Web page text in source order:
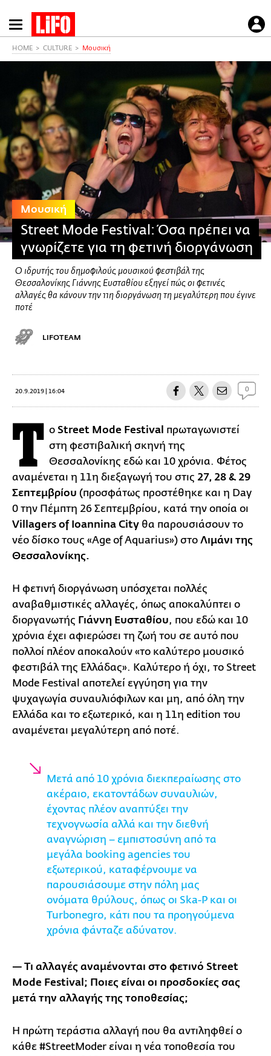
Παράκαμψη
προς
κυρίως
περιεχόμενο
HOME CULTURE Μουσική
Μουσική
Street Mode Festival: Όσα πρέπει να
γνωρίζετε για τη φετινή διοργάνωση
Ο ιδρυτής του δημοφιλούς μουσικού φεστιβάλ της
Θεσσαλονίκης Γιάννης Ευσταθίου εξηγεί πώς οι φετινές
αλλαγές θα κάνουν την 11η διοργάνωση τη μεγαλύτερη που έγινε
ποτέ
LIFOTEAM
20.9.2019 | 16:04 0
Τ ο Street Mode Festival πρωταγωνιστεί
στη φεστιβαλική σκηνή της
Θεσσαλονίκης εδώ και 10 χρόνια. Φέτος
αναμένεται η 11η διεξαγωγή του στις 27, 28 & 29
Σεπτεμβρίου (προσφάτως προστέθηκε και η Day
0 την Πέμπτη 26 Σεπτεμβρίου, κατά την οποία οι
Villagers of Ioannina City θα παρουσιάσουν το
νέο δίσκο τους «Age of Aquarius») στο Λιμάνι της
Θεσσαλονίκης.
Η φετινή διοργάνωση υπόσχεται πολλές
αναβαθμιστικές αλλαγές, όπως αποκαλύπτει ο
διοργανωτής Γιάννη Ευσταθίου, που εδώ και 10
χρόνια έχει αφιερώσει τη ζωή του σε αυτό που
πολλοί πλέον αποκαλούν «το καλύτερο μουσικό
φεστιβάλ της Ελλάδας». Καλύτερο ή όχι, το Street
Mode Festival αποτελεί εγγύηση για την
ψυχαγωγία συναυλιόφιλων και μη, από όλη την
Ελλάδα και το εξωτερικό, και η 11η edition του
αναμένεται μεγαλύτερη από ποτέ.
Μετά από 10 χρόνια διεκπεραίωσης στο
ακέραιο, εκατοντάδων συναυλιών,
έχοντας πλέον αναπτύξει την
τεχνογνωσία αλλά και την διεθνή
αναγνώριση – εμπιστοσύνη από τα
μεγάλα booking agencies του
εξωτερικού, καταφέρνουμε να
παρουσιάσουμε στην πόλη μας
ονόματα θρύλους, όπως οι Ska-P και οι
Turbonegro, κάτι που τα προηγούμενα
χρόνια φάνταζε αδύνατον.
— Τι αλλαγές αναμένονται στο φετινό Street
Mode Festival; Ποιες είναι οι προσδοκίες σας
μετά την αλλαγής της τοποθεσίας;
Η πρώτη τεράστια αλλαγή που θα αντιληφθεί ο
κάθε #StreetModer είναι η νέα τοποθεσία του